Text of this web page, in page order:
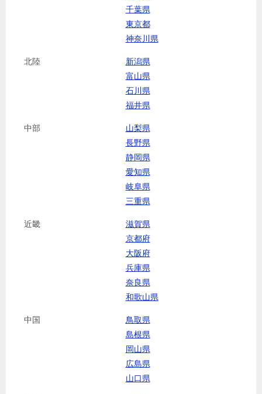
千葉県
東京都
神奈川県
北陸
新潟県
富山県
石川県
福井県
中部
山梨県
長野県
静岡県
愛知県
岐阜県
三重県
近畿
滋賀県
京都府
大阪府
兵庫県
奈良県
和歌山県
中国
鳥取県
島根県
岡山県
広島県
山口県